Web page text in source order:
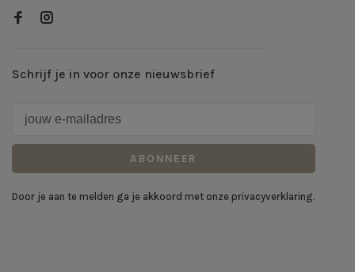
Schrijf je in voor onze nieuwsbrief
ABONNEER
Door je aan te melden ga je akkoord met onze privacyverklaring.